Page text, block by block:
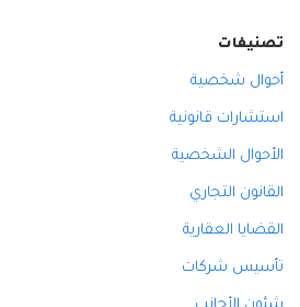
تصنيفات
أحوال شخصية
استشارات قانونية
الأحوال الشخصية
القانون التجاري
القضايا العقارية
تأسيس شركات